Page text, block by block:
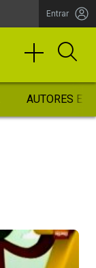
Entrar
AUTORES